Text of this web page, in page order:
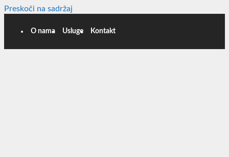
Preskoči na sadržaj
O nama Usluge Kontakt